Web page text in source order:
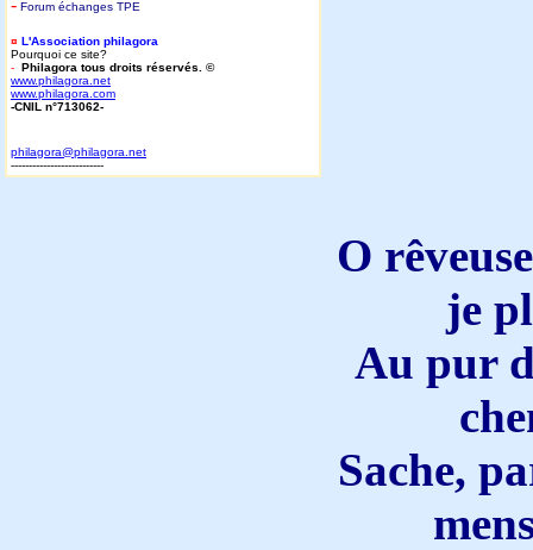
- Forum échanges TPE
¤ L'Association philagora
Pourquoi ce site?
- Philagora tous droits réservés. ©
www.philagora.net
www.philagora.com
-CNIL n°713062-
philagora@philagora.net
--------------------------
O
je
Au pur
Sache,